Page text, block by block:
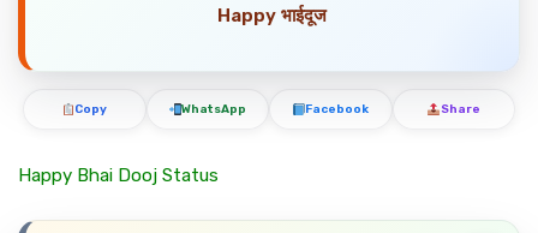
Happy भाईदूज
Copy WhatsApp Facebook Share
Happy Bhai Dooj Status